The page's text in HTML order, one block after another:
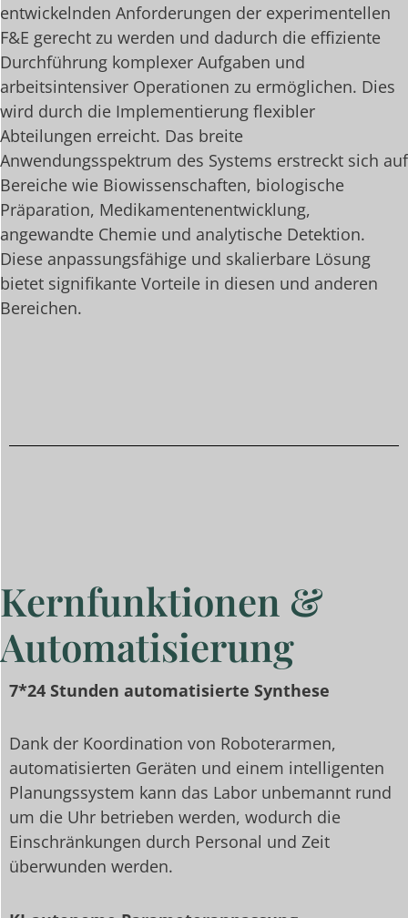
entwickelnden Anforderungen der experimentellen
F&E gerecht zu werden und dadurch die effiziente
Durchführung komplexer Aufgaben und
arbeitsintensiver Operationen zu ermöglichen. Dies
wird durch die Implementierung flexibler
Abteilungen erreicht. Das breite
Anwendungsspektrum des Systems erstreckt sich auf
Bereiche wie Biowissenschaften, biologische
Präparation, Medikamentenentwicklung,
angewandte Chemie und analytische Detektion.
Diese anpassungsfähige und skalierbare Lösung
bietet signifikante Vorteile in diesen und anderen
Bereichen.
Kernfunktionen &
Automatisierung
7*24 Stunden automatisierte Synthese
Dank der Koordination von Roboterarmen,
automatisierten Geräten und einem intelligenten
Planungssystem kann das Labor unbemannt rund
um die Uhr betrieben werden, wodurch die
Einschränkungen durch Personal und Zeit
überwunden werden.